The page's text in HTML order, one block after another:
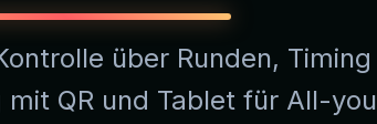
über Runden, Timing
QR und Tablet für All-